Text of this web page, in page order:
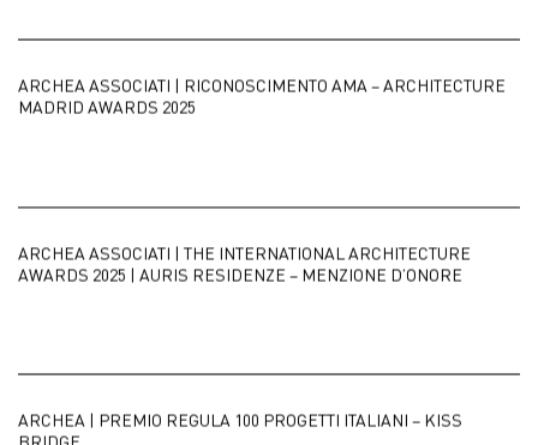
ARCHEA ASSOCIATI | RICONOSCIMENTO AMA – ARCHITECTURE
MADRID AWARDS 2025
ARCHEA ASSOCIATI | THE INTERNATIONAL ARCHITECTURE
AWARDS 2025 | AURIS RESIDENZE – MENZIONE D’ONORE
ARCHEA | PREMIO REGULA 100 PROGETTI ITALIANI – KISS